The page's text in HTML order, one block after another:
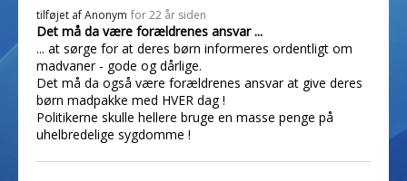
tilføjet afAnonym for 22 år siden
Det må da være forældrenes ansvar ...
... at sørge for at deres børn informeres ordentligt om
madvaner - gode og dårlige.
Det må da også være forældrenes ansvar at give deres
børn madpakke med HVER dag !
Politikerne skulle hellere bruge en masse penge på
uhelbredelige sygdomme !